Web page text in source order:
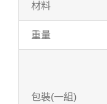
材料
重量
包裝(一組)